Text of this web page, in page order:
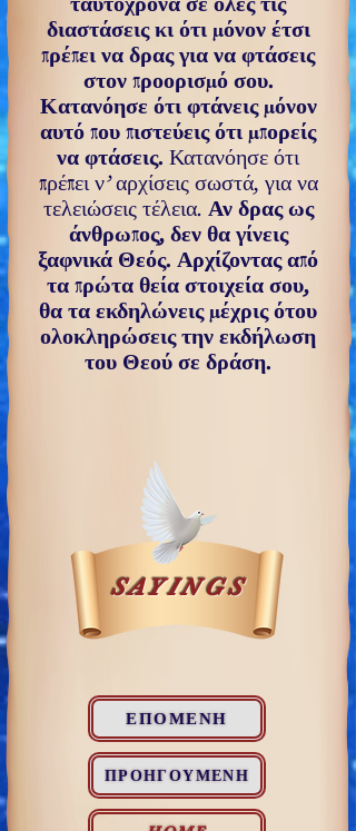
διαστάσεις κι ότι μόνον έτσι
πρέπει να δρας για να φτάσεις
στον προορισμό σου.
Κατανόησε ότι φτάνεις μόνον
αυτό που πιστεύεις ότι μπορείς
να φτάσεις. Κατανόησε ότι
πρέπει ν’ αρχίσεις σωστά, για να
τελειώσεις τέλεια. Αν δρας ως
άνθρωπος, δεν θα γίνεις
ξαφνικά Θεός. Αρχίζοντας από
τα πρώτα θεία στοιχεία σου,
θα τα εκδηλώνεις μέχρις ότου
ολοκληρώσεις την εκδήλωση
του Θεού σε δράση.
ΠΡΟΗΓΟΥΜΕΝΗ
ΕΠΟΜΕΝΗ
SAYINGS